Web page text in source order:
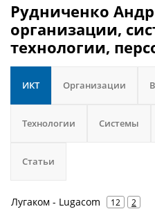
Рудниченко
организации,
технологии,
ИКТ Организации
Технологии Системы
Статьи
Лугаком - Lugacom 12 2